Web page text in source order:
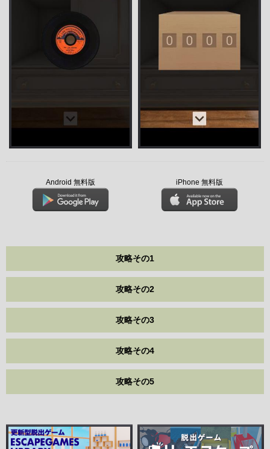
Android 無料版 iPhone 無料版
攻略その1
攻略その2
攻略その3
攻略その4
攻略その5